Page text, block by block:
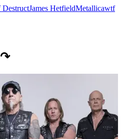
DestructJames HetfieldMetallicawtf
↷